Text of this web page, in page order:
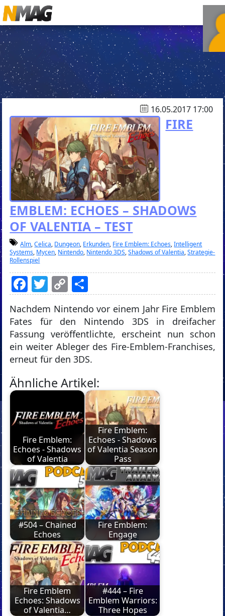
16.05.2017 17:00
FIRE
EMBLEM: ECHOES – SHADOWS
OF VALENTIA – TEST
Alm,Celica, Dungeon, Erkunden, Fire Emblem: Echoes,Intelligent
Systems, Mycen, Nintendo, Nintendo 3DS,Shadows of Valentia,Strategie-
Rollenspiel
Facebook
Twitter
Copy
Link
Nachdem Nintendo vor einem Jahr Fire Emblem
Fates für den Nintendo 3DS in dreifacher
Fassung veröffentlichte, erscheint nun schon
ein weiter Ableger des Fire-Emblem-Franchises,
erneut für den 3DS.
Ähnliche Artikel:
Fire Emblem:
Echoes - Shadows
of Valentia
Fire Emblem:
Echoes - Shadows
of Valentia Season
Pass
#504 – Chained
Echoes
Fire Emblem:
Engage
Fire Emblem
Echoes: Shadows
of Valentia…
#444 – Fire
Emblem Warriors:
Three Hopes